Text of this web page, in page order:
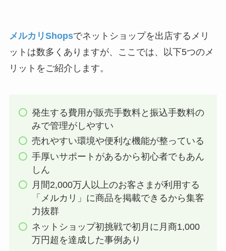
メルカリShopsでネットショップを出店するメリ
ットは数多くありますが、ここでは、以下5つのメ
リットをご紹介します。
発生する費用が販売手数料と振込手数料の
みで管理がしやすい
売れやすい環境や便利な機能が整っている
手厚いサポートがあるから初心者でもあん
しん
月間2,000万人以上のお客さまが利用する
「メルカリ」に商品を掲載できるから集客
力抜群
ネットショップ初挑戦で初月に月商1,000
万円超を達成した事例あり